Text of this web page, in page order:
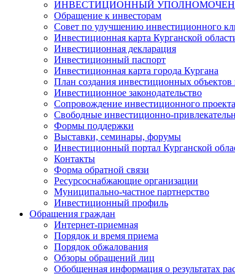
ИНВЕСТИЦИОННЫЙ
Обращение к инвесторам
Совет по улучшению инвестиционного
Инвестиционная карта Курганской
Инвестиционная декларация
Инвестиционный паспорт
Инвестиционная карта города Кургана
План создания инвестиционных
Инвестиционное законодательство
Сопровождение инвестиционного проекта
Свободные инвестиционно-
Формы поддержки
Выставки, семинары, форумы
Инвестиционный портал Курганской
Контакты
Форма обратной связи
Ресурсоснабжающие организации
Муниципально-частное партнерство
Инвестиционный профиль
Обращения граждан
Интернет-приемная
Порядок и время приема
Порядок обжалования
Обзоры обращений лиц
Обобщенная информация о результатах